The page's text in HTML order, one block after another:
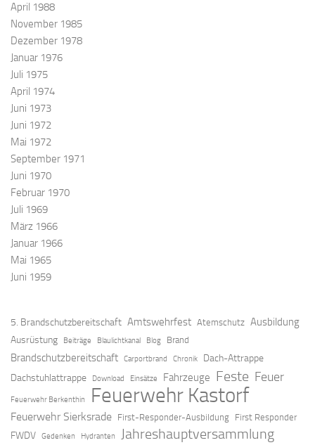
April 1988
November 1985
Dezember 1978
Januar 1976
Juli 1975
April 1974
Juni 1973
Juni 1972
Mai 1972
September 1971
Juni 1970
Februar 1970
Juli 1969
März 1966
Januar 1966
Mai 1965
Juni 1959
5. Brandschutzbereitschaft Amtswehrfest Atemschutz Ausbildung
Ausrüstung Beiträge Blaulichtkanal Blog Brand
Brandschutzbereitschaft Carportbrand Chronik
Dach-Attrappe
Dachstuhlattrappe
Download Einsätze Fahrzeuge Feste Feuer
Feuerwehr Berkenthin Feuerwehr Kastorf
Feuerwehr Sierksrade First-Responder-Ausbildung First Responder
FWDV Gedenken Hydranten Jahreshauptversammlung